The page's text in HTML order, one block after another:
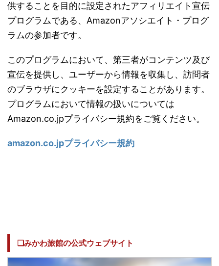
供することを目的に設定されたアフィリエイト宣伝
プログラムである、Amazonアソシエイト・プログ
ラムの参加者です。
このプログラムにおいて、第三者がコンテンツ及び
宣伝を提供し、ユーザーから情報を収集し、訪問者
のブラウザにクッキーを設定することがあります。
プログラムにおいて情報の扱いについては
Amazon.co.jpプライバシー規約をご覧ください。
amazon.co.jpプライバシー規約
❏みかわ旅館の公式ウェブサイト